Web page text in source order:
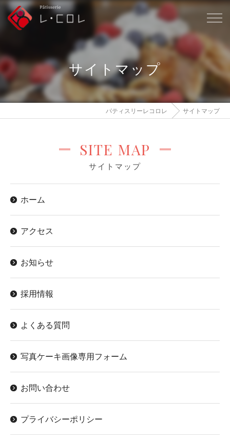
サイトマップ
パティスリーレコロレ サイトマップ
サイトマップ
SITE MAP
ホーム
アクセス
お知らせ
採用情報
よくある質問
写真ケーキ画像専用フォーム
お問い合わせ
プライバシーポリシー